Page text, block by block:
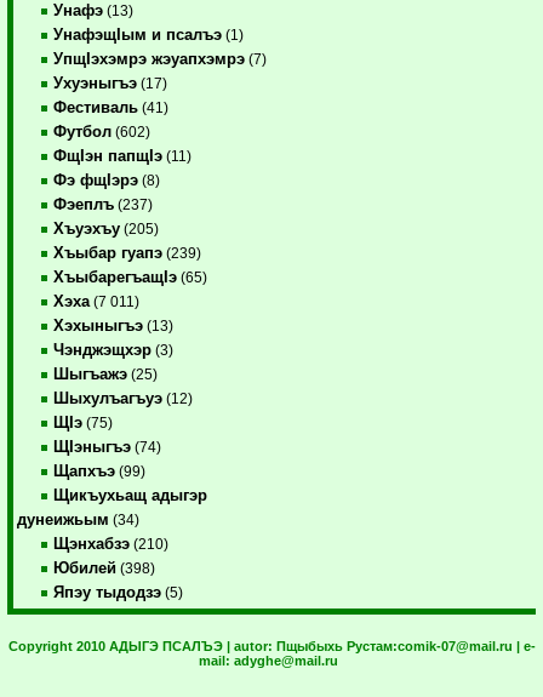
Унафэ (13)
УнафэщIым и псалъэ (1)
УпщIэхэмрэ жэуапхэмрэ (7)
Ухуэныгъэ (17)
Фестиваль (41)
Футбол (602)
ФщIэн папщIэ (11)
Фэ фщIэрэ (8)
Фэеплъ (237)
Хъуэхъу (205)
Хъыбар гуапэ (239)
ХъыбарегъащIэ (65)
Хэха (7 011)
Хэхыныгъэ (13)
Чэнджэщхэр (3)
Шыгъажэ (25)
Шыхулъагъуэ (12)
ЩIэ (75)
ЩIэныгъэ (74)
Щапхъэ (99)
Щикъухьащ адыгэр
дунеижьым (34)
Щэнхабзэ (210)
Юбилей (398)
Япэу тыдодзэ (5)
Copyright 2010 АДЫГЭ ПСАЛЪЭ | autor: Пщыбыхь Рустам:comik-07@mail.ru | e-
mail: adyghe@mail.ru